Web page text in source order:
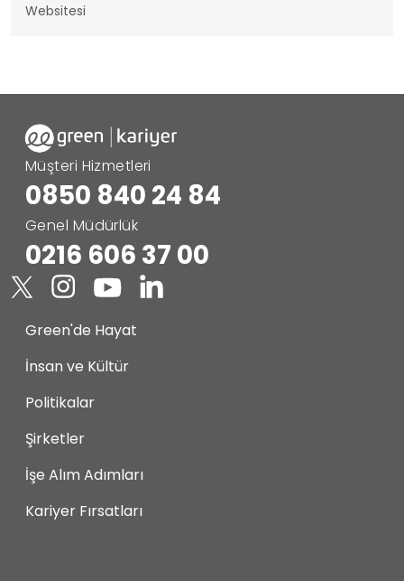
Websitesi
Müşteri Hizmetleri
0850 840 24 84
Genel Müdürlük
0216 606 37 00
Green'de Hayat
İnsan ve Kültür
Politikalar
Şirketler
İşe Alım Adımları
Kariyer Fırsatları